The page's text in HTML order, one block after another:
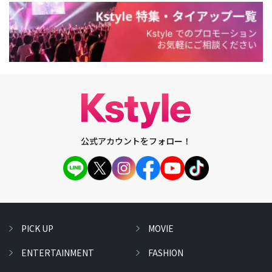
公式アカウントをフォロー！
PICK UP
ENTERTAINMENT
MOVIE
FASHION